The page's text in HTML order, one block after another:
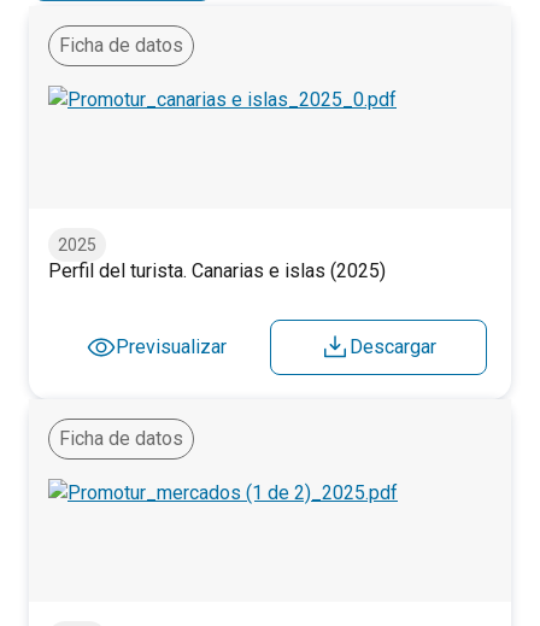
Ficha de datos
2025
Perfil del turista. Canarias e islas (2025)
Previsualizar Descargar
Ficha de datos